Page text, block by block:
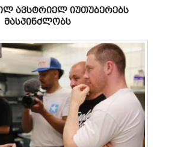
ავსტრიელ იუთუბერებს
მასპინძლობს